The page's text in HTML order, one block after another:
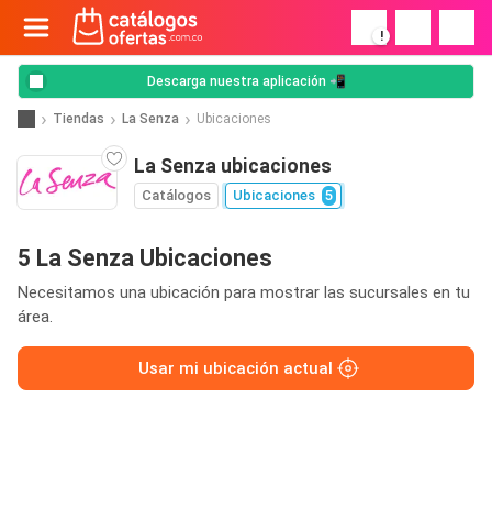
!
Descarga nuestra aplicación 📲
Tiendas La Senza Ubicaciones
La Senza ubicaciones
Catálogos Ubicaciones 5
5 La Senza Ubicaciones
Necesitamos una ubicación para mostrar las sucursales en tu
área.
Usar mi ubicación actual